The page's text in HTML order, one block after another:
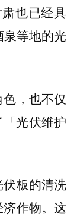
也已经具
等地的光
，也不仅
光伏维护
板的清洗
作物。这